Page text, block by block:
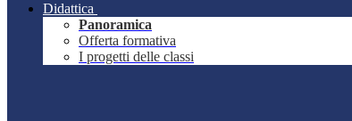
Didattica
Panoramica
Offerta formativa
I progetti delle classi